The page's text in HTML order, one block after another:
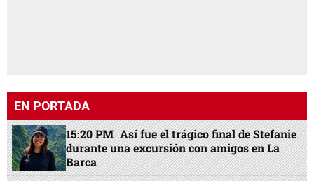
EN PORTADA
15:20 PM Así fue el trágico final de Stefanie
durante una excursión con amigos en La
Barca